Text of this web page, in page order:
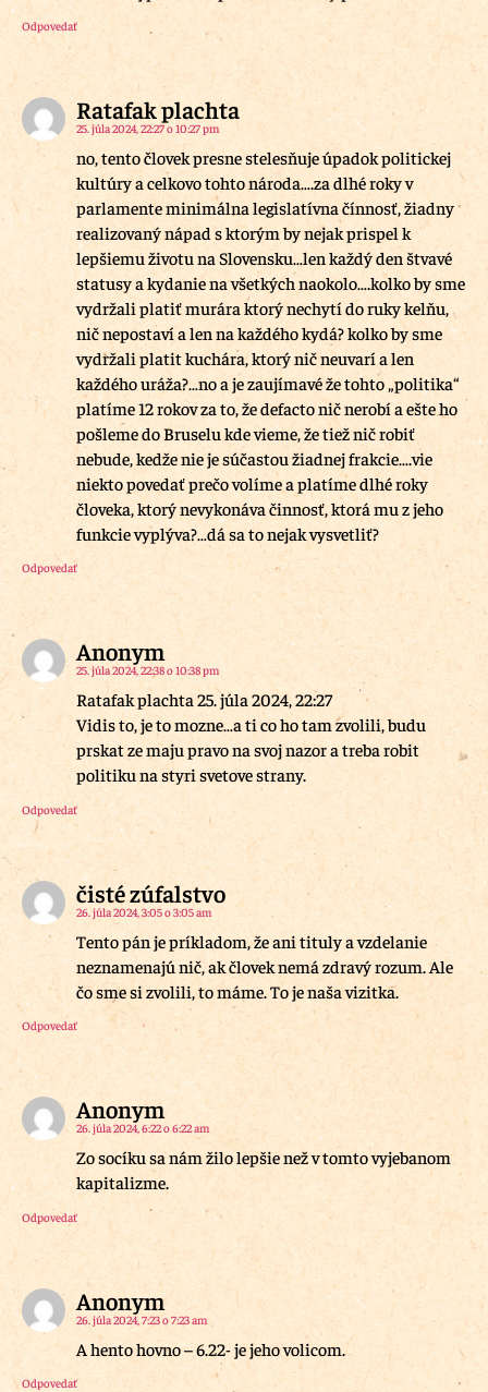
Odpovedať
Ratafak plachta
25. júla 2024, 22:27 o 10:27 pm
no, tento človek presne stelesňuje úpadok politickej
kultúry a celkovo tohto národa….za dlhé roky v
parlamente minimálna legislatívna čínnosť, žiadny
realizovaný nápad s ktorým by nejak prispel k
lepšiemu životu na Slovensku…len každý den štvavé
statusy a kydanie na všetkých naokolo….kolko by sme
vydržali platiť murára ktorý nechytí do ruky kelňu,
nič nepostaví a len na každého kydá? kolko by sme
vydržali platit kuchára, ktorý nič neuvarí a len
každého uráža?…no a je zaujímavé že tohto „politika“
platíme 12 rokov za to, že defacto nič nerobí a ešte ho
pošleme do Bruselu kde vieme, že tiež nič robiť
nebude, kedže nie je súčastou žiadnej frakcie….vie
niekto povedať prečo volíme a platíme dlhé roky
človeka, ktorý nevykonáva činnosť, ktorá mu z jeho
funkcie vyplýva?…dá sa to nejak vysvetliť?
Odpovedať
Anonym
25. júla 2024, 22:38 o 10:38 pm
Ratafak plachta 25. júla 2024, 22:27
Vidis to, je to mozne…a ti co ho tam zvolili, budu
prskat ze maju pravo na svoj nazor a treba robit
politiku na styri svetove strany.
Odpovedať
čisté zúfalstvo
26. júla 2024, 3:05 o 3:05 am
Tento pán je príkladom, že ani tituly a vzdelanie
neznamenajú nič, ak človek nemá zdravý rozum. Ale
čo sme si zvolili, to máme. To je naša vizitka.
Odpovedať
Anonym
26. júla 2024, 6:22 o 6:22 am
Zo socíku sa nám žilo lepšie než v tomto vyjebanom
kapitalizme.
Odpovedať
Anonym
26. júla 2024, 7:23 o 7:23 am
A hento hovno – 6.22- je jeho volicom.
Odpovedať